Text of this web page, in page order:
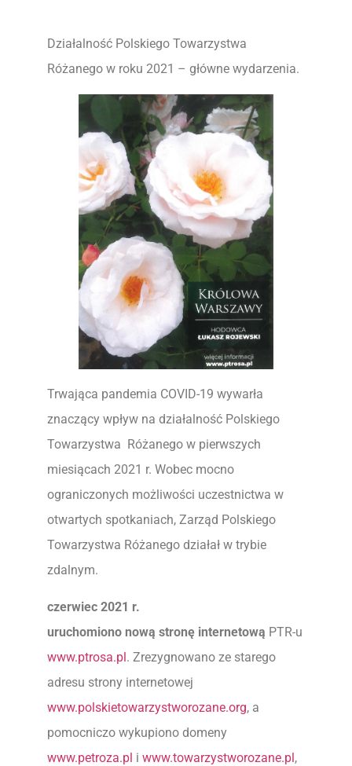
Działalność Polskiego Towarzystwa
Różanego w roku 2021 – główne wydarzenia.
Trwająca pandemia COVID-19 wywarła
znaczący wpływ na działalność Polskiego
Towarzystwa Różanego w pierwszych
miesiącach 2021 r. Wobec mocno
ograniczonych możliwości uczestnictwa w
otwartych spotkaniach, Zarząd Polskiego
Towarzystwa Różanego działał w trybie
zdalnym.
czerwiec 2021 r.
uruchomiono nową stronę internetową PTR-u
www.ptrosa.pl. Zrezygnowano ze starego
adresu strony internetowej
www.polskietowarzystworozane.org, a
pomocniczo wykupiono domeny
www.petroza.pl i www.towarzystworozane.pl,